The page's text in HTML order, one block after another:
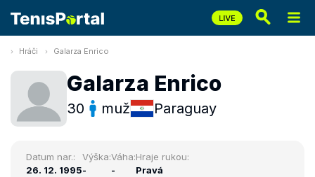
Hráči Galarza Enrico
Galarza Enrico
30 muž Paraguay
Datum nar.:
26. 12. 1995
Výška:
-
Váha:
-
Hraje rukou:
Pravá